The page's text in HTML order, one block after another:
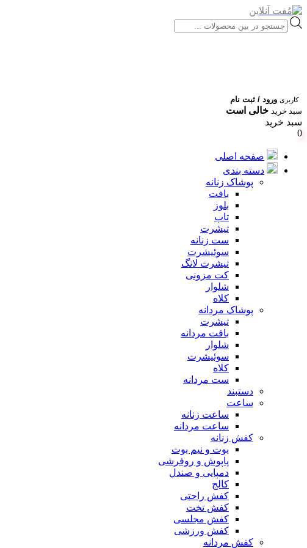
Products
search
کاربری ورود / ثبت نام
سبد خرید خالی است
سبد خرید
0
صفحه اصلی
دسته بندی
پوشاک زنانه
بافت
بلوز
تاپ
تیشرت
ست زنانه
سوئیشرت
تیشرت لانگ
کت مزونی
شلوار
کلاه
پوشاک مردانه
تیشرت
بافت مردانه
شلوار
سوئیشرت
کلاه
ست مردانه
دستبند
ساعت
ساعت زنانه
ساعت مردانه
کفش زنانه
بوت و نیم بوت
پاپوش و روفرشی
دمپایی و صندل
کالج
کفش راحتی
کفش تخت
کفش مجلسی
کفش ورزشی
کفش مردانه